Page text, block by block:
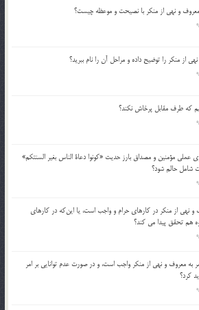
معروف و نهي از منكر با نصيحت و موعظه چيست؟
از منكر را توضيح داده و مراحل آن را نام ببريد؟
كه طرف مقابل پرخاش نكند؟
عملي مؤمنين و مصداق بارز حديث «كونوا دعاة الناس بغير السنتكم»
شامل حالم شود؟
و نهي از منكر در كارهاي حرام و واجب است، يا اين‌كه در كارهاي
هم تحقق پيدا مي كند؟
به معروف و نهي از منکر واجب است، و در صورت عدم توانايي بر امر
کرد؟